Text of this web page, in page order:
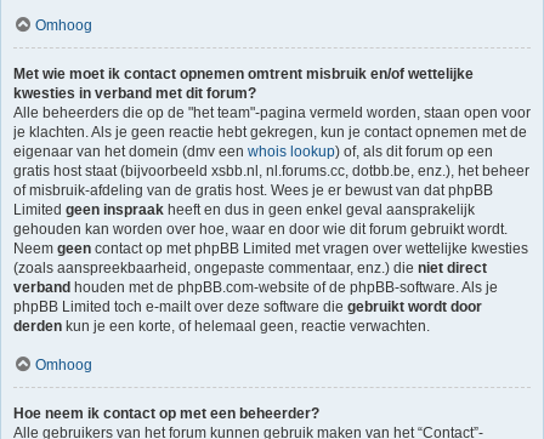
Omhoog
Met wie moet ik contact opnemen omtrent misbruik en/of wettelijke
kwesties in verband met dit forum?
Alle beheerders die op de "het team"-pagina vermeld worden, staan open voor
je klachten. Als je geen reactie hebt gekregen, kun je contact opnemen met de
eigenaar van het domein (dmv een whois lookup) of, als dit forum op een
gratis host staat (bijvoorbeeld xsbb.nl, nl.forums.cc, dotbb.be, enz.), het beheer
of misbruik-afdeling van de gratis host. Wees je er bewust van dat phpBB
Limited geen inspraak heeft en dus in geen enkel geval aansprakelijk
gehouden kan worden over hoe, waar en door wie dit forum gebruikt wordt.
Neem geen contact op met phpBB Limited met vragen over wettelijke kwesties
(zoals aanspreekbaarheid, ongepaste commentaar, enz.) die niet direct
verband houden met de phpBB.com-website of de phpBB-software. Als je
phpBB Limited toch e-mailt over deze software die gebruikt wordt door
derden kun je een korte, of helemaal geen, reactie verwachten.
Omhoog
Hoe neem ik contact op met een beheerder?
Alle gebruikers van het forum kunnen gebruik maken van het “Contact”-